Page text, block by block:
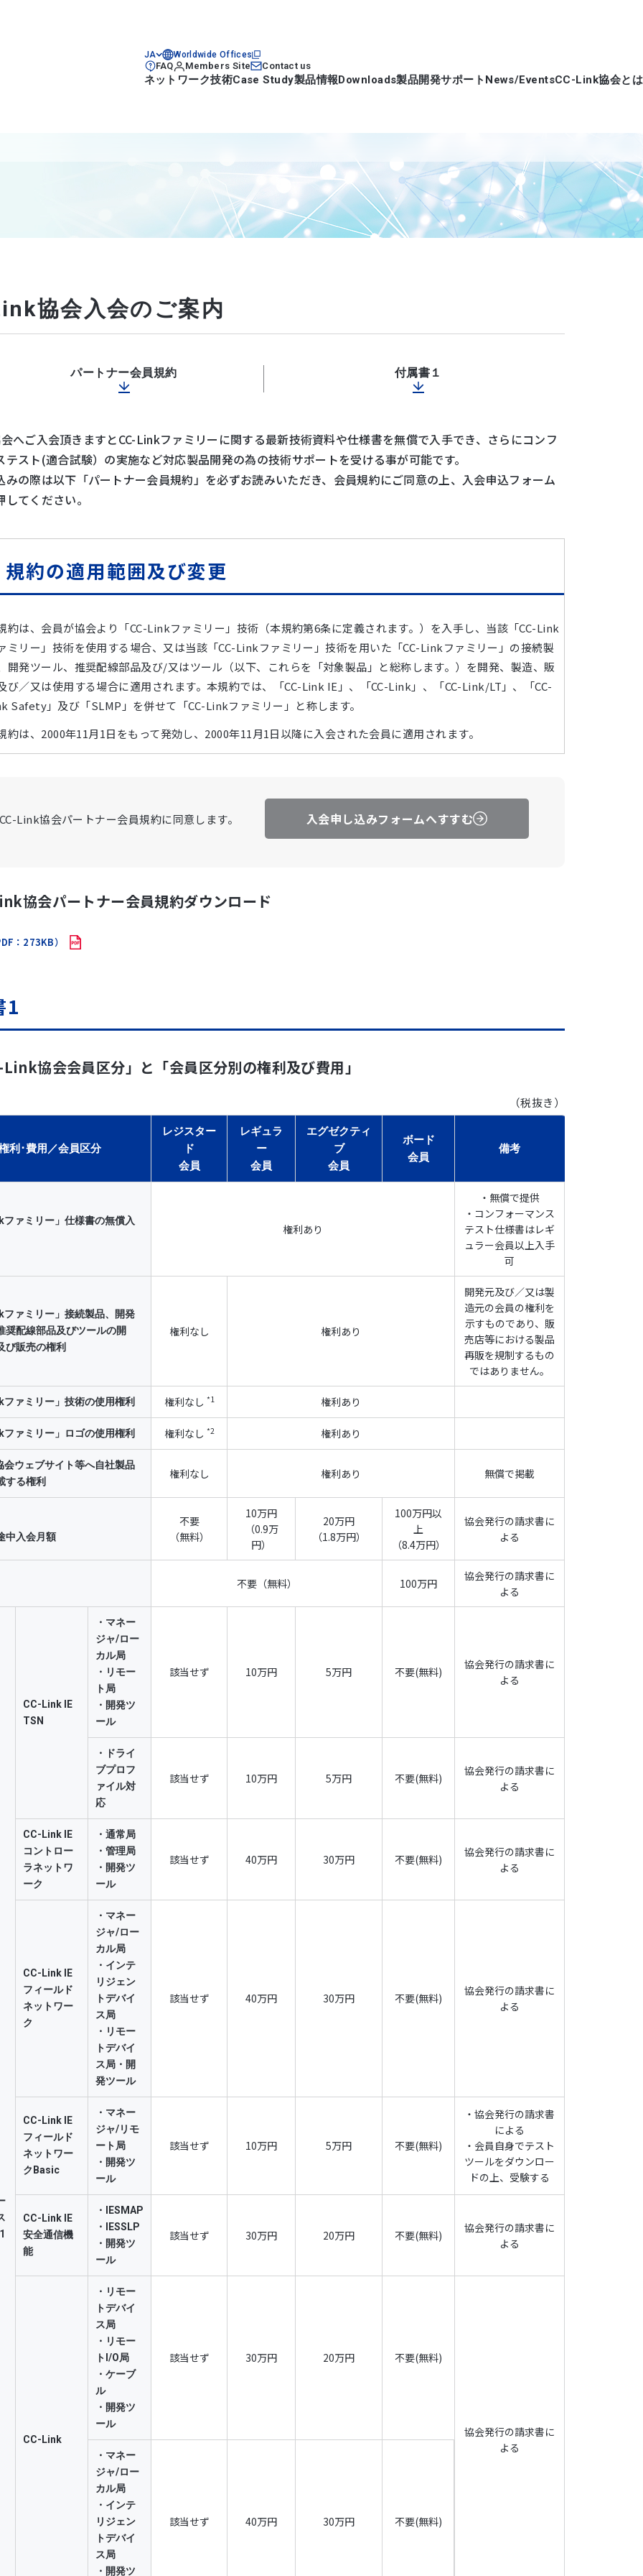
JA Worldwide Offices
FAQ Members Site Contact us
ネットワーク技術Case Study製品情報Downloads製品開発サポート News/EventsCC-Link協会とは
協会入会のご案内
パートナー会員規約 付属書１
へご入会頂きますとCC-Linkファミリーに関する最新技術資料や仕様書を無償で入手でき、さらにコンフ
テスト(適合試験）の実施など対応製品開発の為の技術サポートを受ける事が可能です。
みの際は以下「パートナー会員規約」を必ずお読みいただき、会員規約にご同意の上、入会申込フォーム
てください。
規約の適用範囲及び変更
約は、会員が協会より「CC-Linkファミリー」技術（本規約第6条に定義されます。）を入手し、当該「CC-Link
ミリー」技術を使用する場合、又は当該「CC-Linkファミリー」技術を用いた「CC-Linkファミリー」の接続製
開発ツール、推奨配線部品及び/又はツール（以下、これらを「対象製品」と総称します。）を開発、製造、販
び／又は使用する場合に適用されます。本規約では、「CC-Link IE」、「CC-Link」、「CC-Link/LT」、「CC-
Safety」及び「SLMP」を併せて「CC-Linkファミリー」と称します。
約は、2000年11月1日をもって発効し、2000年11月1日以降に入会された会員に適用されます。
、第7条第3項、同条第4項、同条第5項及び第8条は適用外とします。
約において、「各年度」とは4月1日から翌年の3月31日までを指します。
会員の対象
会員登録手続き
に際しては、協会HPよりお申込み下さい（https://www.cc-link.org/）。申し込みに対し、協会は審査を実施
、入会の承認をする場合には「会員証明書」を発行し登録済み会員に配付します。申込者は、協会の「会員証明
」の発行日から会員となります。
は、入会希望者の申し込みに対し、審査に必要な情報が不足している場合、申請内容に虚偽がある場合、もしく
過去に会員規約違反などによって会員資格の取り消しが行われている場合等、協会の判断により入会の承認をしな
とがあります。
会員資格の有効期間と退会の手続き
資格の有効期間は、前条の「会員証明書」の発行日から当該年度の3月末日までとします。会員資格満了3ヶ月前
に会員から退会の申し出がない場合、会員資格は自動的に1年間延長されます。
員の退会は、会員資格満了3ヶ月前までの文書による協会への通知により成立します。この場合、既に協会に支払
た会費等の金員については返却されません。
の資格及び/又は本規約の有効期間が如何なる理由で終了した場合でも、第7条第1項、同条第2項、第8条、第9
。
員資格の取消し
は、以下の項目の一つに違反した場合は、会員資格を取り消されることがあります。この場合、既に協会に支払
れた会費等の金員については返却されません。また、会員資格を取り消されたことにより損害を生じても、協会は
本規約のいずれかに違反しているとき。
申請内容に虚偽があったことが判明したとき。
会費・コンフォーマンステスト受験費用が協会により定められた期限に支払われないとき。
会員が反社会的勢力であること又は反社会的勢力と密接な交際のあることが判明したとき。
会員が有する権利及び会員退会後も継続して有する権利
ギュラー会員以上（レギュラー、エグゼクティブ、ボード）の会員は、本条第2項乃至第5項の権利を行使して対象
品を開発、製造及び販売する権利を有します。
員は、協会が会員向けに作成した『「CC-Linkファミリー」仕様書』（以下『仕様書』といいます。）の提供を、
会から無償で受ける権利を有します。
員は、仕様書及び仕様書に関わる関連技術情報（協会から開示される一切の技術情報であって、技術資料等可視的
形態なものの他、口頭、その他の方法で開示されたものを含みます。以下仕様書と併せて『「CC-Linkファミリ
」技術』と称します。）を、本規約の条件に従って使用する権利（レジスタード会員においては、仕様書の供給を
償で受ける権利）を有します。なお、この権利には、会員から第三者への再使用許諾権は含まれません。
ギュラー会員以上の会員は、「CC-Linkファミリー」技術を使用したものであって本規約第7条第3項に従って合格
定を受けた自己の「CC-Linkファミリー」接続製品及び/又は開発ツールの販売にあたり、当該製品が該当する
CC-Linkファミリー」の接続製品及び/又は開発ツールであることを説明する目的で、該当する「CC-Linkファミリ
」のロゴを、協会の別途指定した態様（表示方法及び表示箇所を含みますが、これに限定されないものとします）
、無償で表示することができます。この場合、会員は、当該会員の「CC-Linkファミリー」接続製品及び/又は開発
ールの性能、品質等を協会が保証している、との誤解を生じない方法で該当する「CC-Linkファミリー」のロゴを
示しなければなりません。
お、推奨配線部品及びツールに対する「CC-Linkファミリー」のロゴの扱いについては、付属書2の規定に依りま
ギュラー会員以上の会員は、協会が作成する「CC-Linkファミリー」に関わるカタログ、CC-Link協会ウェブサイ
に、自己が開発、製造及び／又は販売する対象製品の名称や仕様を無償で掲載できます。但し、掲載の方法、範
期間等については協会の規定に従うものとします。
ギュラー会員以上の会員の退会及び／又は本規約の第5条による会員資格の取消し（以下、「退会」と総称し、退
しレギュラー会員以上の会員資格を失った法人又は個人を「退会者」と総称します）があった場合、当該退会者
、退会の時点で本規約の本条第1項乃至第5項の権利を消失し、レギュラー会員以上の会員からレジスタード会員へ
移行があった場合は、当該会員は、移行の時点で本規約の本条第1項、第4項、第5項の権利を消失しますが、どち
の場合も、下記に相当する権利は継続して有するものとします。
退会又はレジスタード会員への移行の時点で在庫している製品の販売
退会又はレジスタード会員への移行の時点で既に製造又は販売が済んでいる製品に関連する「CC-Linkファミリー
会員が負うべき義務
会員は、協会が提供する「CC-Linkファミリー」技術を第三者に一切開示・漏洩しないものとします。但し、会員
が自己の下請メーカ等への「CC-Linkファミリー」技術の開示が必要な場合はその限りではありませんが、その
CC-Link協会パートナー会員規約に同意します。 入会申し込みフォームへすすむ
協会パートナー会員規約ダウンロード
：273KB）
1
Link協会会員区分」と「会員区分別の権利及び費用」
（税抜き）
利･費用／会員区分
レジスター
ド
会員
レギュラ
ー
会員
エグゼクティ
ブ
会員
ボード
会員
備考
ファミリー」仕様書の無償入
権利あり
・無償で提供
・コンフォーマンス
テスト仕様書はレギ
ュラー会員以上入手
可
ファミリー」接続製品、開発
奨配線部品及びツールの開
び販売の権利
権利なし 権利あり
開発元及び／又は製
造元の会員の権利を
示すものであり、販
売店等における製品
再販を規制するもの
ではありません。
ファミリー」技術の使用権利 権利なし *1 権利あり
ファミリー」ロゴの使用権利 権利なし *2 権利あり
会ウェブサイト等へ自社製品
する権利
権利なし 権利あり 無償で掲載
中入会月額
不要
（無料）
10万円
（0.9万
円）
20万円
（1.8万円）
100万円以
上
（8.4万円）
協会発行の請求書に
よる
不要（無料） 100万円
協会発行の請求書に
よる
CC-Link IE
TSN
・マネー
ジャ/ロー
カル局
・リモー
ト局
・開発ツ
ール
該当せず 10万円 5万円 不要(無料)
協会発行の請求書に
よる
・ドライ
ブプロフ
ァイル対
応
該当せず 10万円 5万円 不要(無料)
協会発行の請求書に
よる
CC-Link IE
コントロー
ラネットワ
ーク
・通常局
・管理局
・開発ツ
ール
該当せず 40万円 30万円 不要(無料)
協会発行の請求書に
よる
CC-Link IE
フィールド
ネットワー
ク
・マネー
ジャ/ロー
カル局
・インテ
リジェン
トデバイ
ス局
・リモー
トデバイ
ス局・開
発ツール
該当せず 40万円 30万円 不要(無料)
協会発行の請求書に
よる
CC-Link IE
フィールド
ネットワー
クBasic
・マネー
ジャ/リモ
ート局
・開発ツ
ール
該当せず 10万円 5万円 不要(無料)
・協会発行の請求書
による
・会員自身でテスト
ツールをダウンロー
ドの上、受験する
CC-Link IE
安全通信機
能
・IESMAP
・IESSLP
・開発ツ
ール
該当せず 30万円 20万円 不要(無料)
協会発行の請求書に
よる
CC-Link
・リモー
トデバイ
ス局
・リモー
トI/O局
・ケーブ
ル
・開発ツ
ール
該当せず 30万円 20万円 不要(無料)
協会発行の請求書に
よる
・マネー
ジャ/ロー
カル局
・インテ
リジェン
トデバイ
ス局
・開発ツ
該当せず 40万円 30万円 不要(無料)